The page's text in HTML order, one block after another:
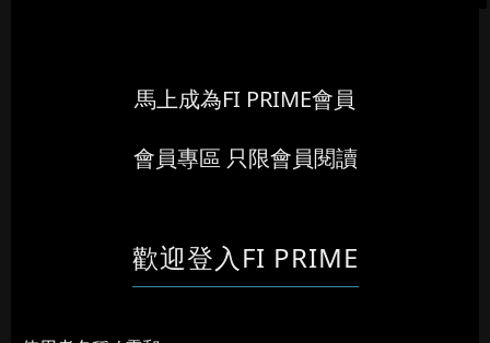
馬上成為FI PRIME會員
會員專區 只限會員閱讀
歡迎登入FI PRIME